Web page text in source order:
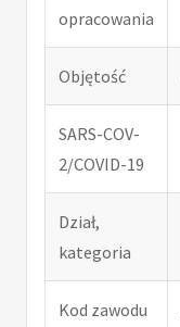
opracowania
Objętość
SARS-COV-
2/COVID-19
Dział,
kategoria
Kod zawodu